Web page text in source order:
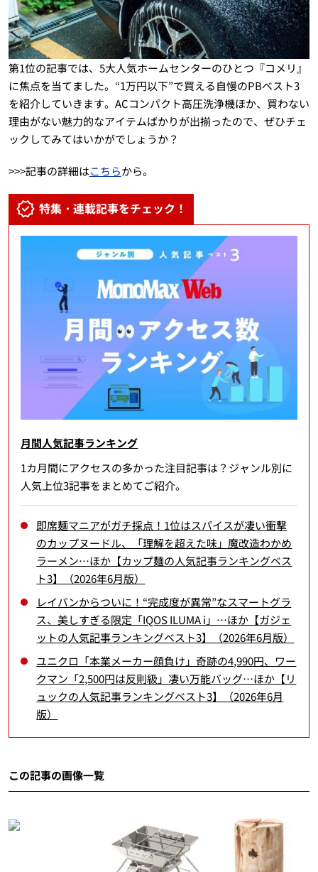
第1位の記事では、5大人気ホームセンターのひとつ『コメリ』
に焦点を当てました。“1万円以下”で買える自慢のPBベスト3
を紹介していきます。ACコンパクト高圧洗浄機ほか、買わない
理由がない魅力的なアイテムばかりが出揃ったので、ぜひチェ
ックしてみてはいかがでしょうか？
>>>記事の詳細はこちらから。
特集・連載記事をチェック！
月間人気記事ランキング
1カ月間にアクセスの多かった注目記事は？ジャンル別に
人気上位3記事をまとめてご紹介。
即席麺マニアがガチ採点！1位はスパイスが凄い衝撃
のカップヌードル、「理解を超えた味」魔改造わかめ
ラーメン…ほか【カップ麺の人気記事ランキングベス
ト3】（2026年6月版）
レイバンからついに！“完成度が異常”なスマートグラ
ス、美しすぎる限定「IQOS ILUMA i」…ほか【ガジェ
ットの人気記事ランキングベスト3】（2026年6月版）
ユニクロ「本業メーカー顔負け」奇跡の4,990円、ワー
クマン「2,500円は反則級」凄い万能バッグ…ほか【リ
ュックの人気記事ランキングベスト3】（2026年6月
版）
この記事の画像一覧